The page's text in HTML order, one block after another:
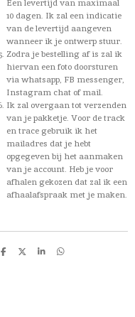
Een levertijd van maximaal
10 dagen. Ik zal een indicatie
van de levertijd aangeven
wanneer ik je ontwerp stuur.
Zodra je bestelling af is zal ik
hiervan een foto doorsturen
via whatsapp, FB messenger,
Instagram chat of mail.
Ik zal overgaan tot verzenden
van je pakketje. Voor de track
en trace gebruik ik het
mailadres dat je hebt
opgegeven bij het aanmaken
van je account. Heb je voor
afhalen gekozen dat zal ik een
afhaalafspraak met je maken.
D
D
S
D